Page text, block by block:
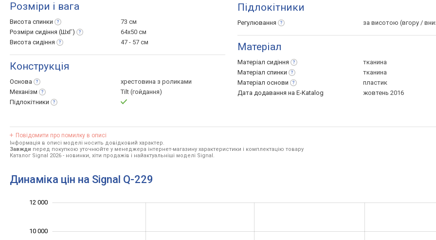
Розміри і вага
Висота спинки
73 см
Розміри сидіння (ШхГ)
64x50 см
Висота сидіння 47 - 57 см
Конструкція
Основа
хрестовина з роликами
Механізм
Tilt (гойдання)
Підлокітники
Підлокітники
Регулювання за висотою (вгору /
Матеріал
Матеріал сидіння
тканина
Матеріал спинки
тканина
Матеріал основи
пластик
Дата додавання на E-Katalog
жовтень 2016
Повідомити про помилку в описі
Інформація в описі моделі носить довідковий характер.
Завжди перед покупкою уточнюйте у менеджера інтернет-магазину характеристики і комплектацію товару
Каталог Signal 2026 - новинки, хіти продажів і найактуальніші моделі Signal.
Динаміка цін на Signal Q-229
10 000
12 000